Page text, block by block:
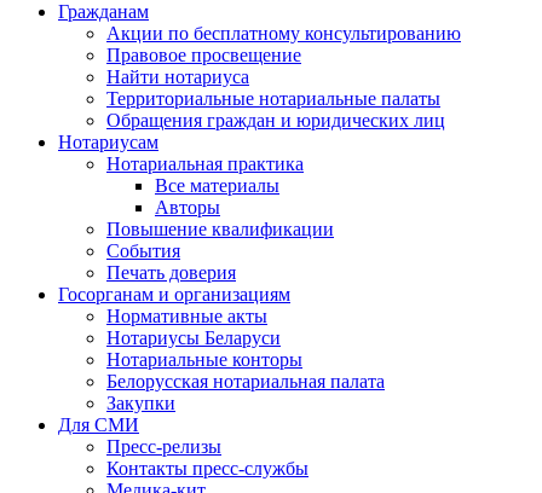
Гражданам
Акции по бесплатному консультированию
Правовое просвещение
Найти нотариуса
Территориальные нотариальные палаты
Обращения граждан и юридических лиц
Нотариусам
Нотариальная практика
Все материалы
Авторы
Повышение квалификации
События
Печать доверия
Госорганам и организациям
Нормативные акты
Нотариусы Беларуси
Нотариальные конторы
Белорусская нотариальная палата
Закупки
Для СМИ
Пресс-релизы
Контакты пресс-службы